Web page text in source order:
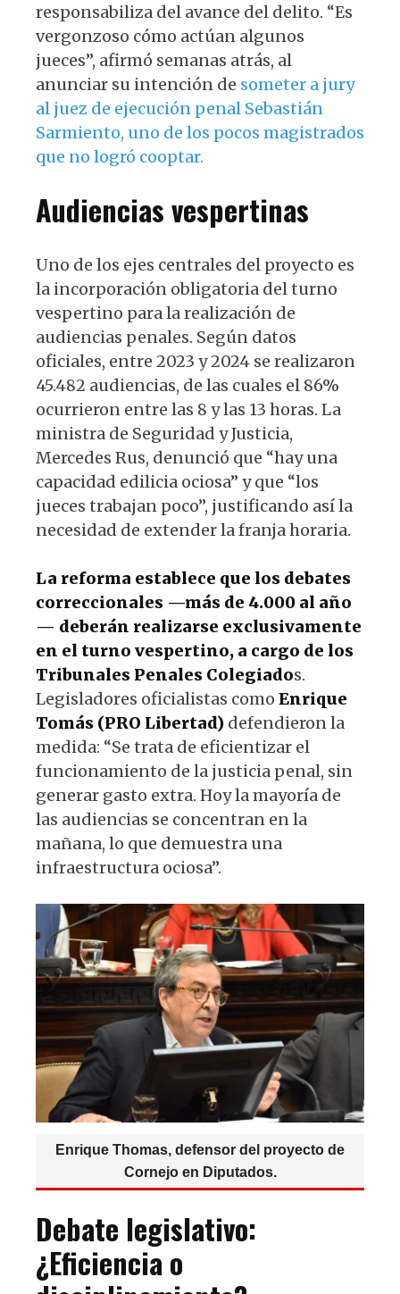
responsabiliza del avance del delito. “Es
vergonzoso cómo actúan algunos
jueces”, afirmó semanas atrás, al
anunciar su intención de someter a jury
al juez de ejecución penal Sebastián
Sarmiento, uno de los pocos magistrados
que no logró cooptar.
Audiencias vespertinas
Uno de los ejes centrales del proyecto es
la incorporación obligatoria del turno
vespertino para la realización de
audiencias penales. Según datos
oficiales, entre 2023 y 2024 se realizaron
45.482 audiencias, de las cuales el 86%
ocurrieron entre las 8 y las 13 horas. La
ministra de Seguridad y Justicia,
Mercedes Rus, denunció que “hay una
capacidad edilicia ociosa” y que “los
jueces trabajan poco”, justificando así la
necesidad de extender la franja horaria.
La reforma establece que los debates
correccionales —más de 4.000 al año
— deberán realizarse exclusivamente
en el turno vespertino, a cargo de los
Tribunales Penales Colegiados.
Legisladores oficialistas como Enrique
Tomás (PRO Libertad) defendieron la
medida: “Se trata de eficientizar el
funcionamiento de la justicia penal, sin
generar gasto extra. Hoy la mayoría de
las audiencias se concentran en la
mañana, lo que demuestra una
infraestructura ociosa”.
Enrique Thomas, defensor del proyecto de
Cornejo en Diputados.
Debate legislativo:
¿Eficiencia o